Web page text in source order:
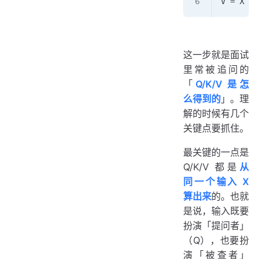
这一步就是面试
里常被追问的
「 Q/K/V 是怎
么得到的 」。理
解的时候有几个
关键点要抓住。
最关键的一点是
Q/K/V 都是 从
同一个输入 X
算出来的。也就
是说，输入既要
扮演「提问者」
（Q），也要扮
演「被查者」